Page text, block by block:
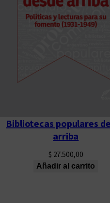
Bibliotecas populares
arriba
$ 27.500,00
Añadir al carrito